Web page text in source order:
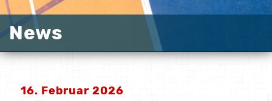
News
16. Februar 2026